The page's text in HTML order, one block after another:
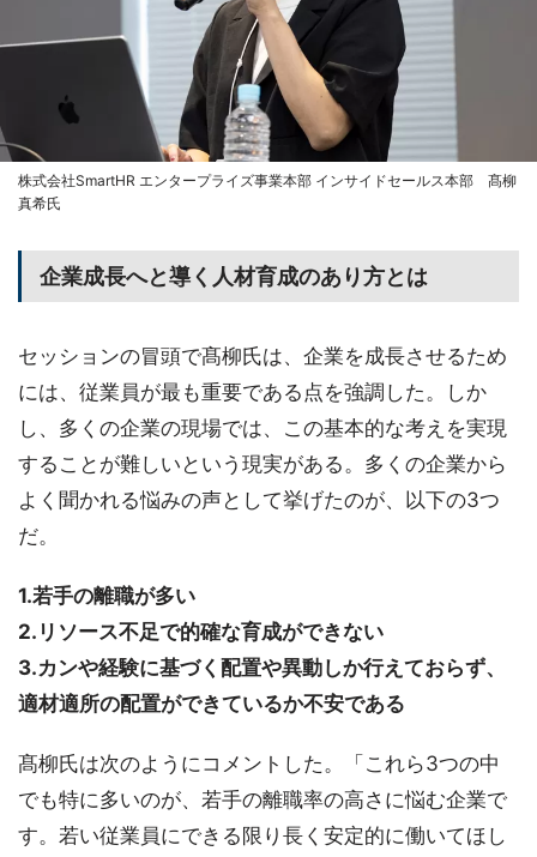
株式会社SmartHR エンタープライズ事業本部 インサイドセールス本部 髙柳
真希氏
企業成長へと導く人材育成のあり方とは
セッションの冒頭で髙柳氏は、企業を成長させるため
には、従業員が最も重要である点を強調した。しか
し、多くの企業の現場では、この基本的な考えを実現
することが難しいという現実がある。多くの企業から
よく聞かれる悩みの声として挙げたのが、以下の3つ
だ。
1.若手の離職が多い
2.リソース不足で的確な育成ができない
3.カンや経験に基づく配置や異動しか行えておらず、
適材適所の配置ができているか不安である
髙柳氏は次のようにコメントした。「これら3つの中
でも特に多いのが、若手の離職率の高さに悩む企業で
す。若い従業員にできる限り長く安定的に働いてほし